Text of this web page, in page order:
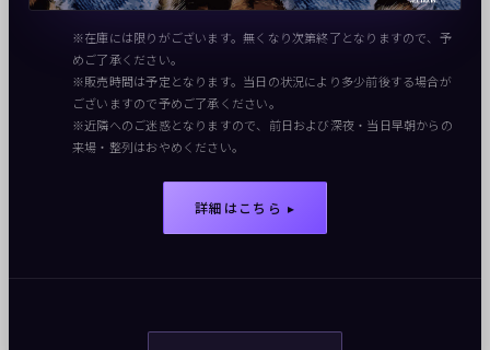
※在庫には限りがございます。無くなり次第終了となりますので、予
めご了承ください。
※販売時間は予定となります。当日の状況により多少前後する場合が
ございますので予めご了承ください。
※近隣へのご迷惑となりますので、前日および深夜・当日早朝からの
来場・整列はおやめください。
詳細はこちら ▸